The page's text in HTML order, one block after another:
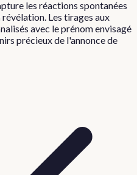
les réactions spontanées
Les tirages aux
avec le prénom envisagé
précieux de l'annonce de